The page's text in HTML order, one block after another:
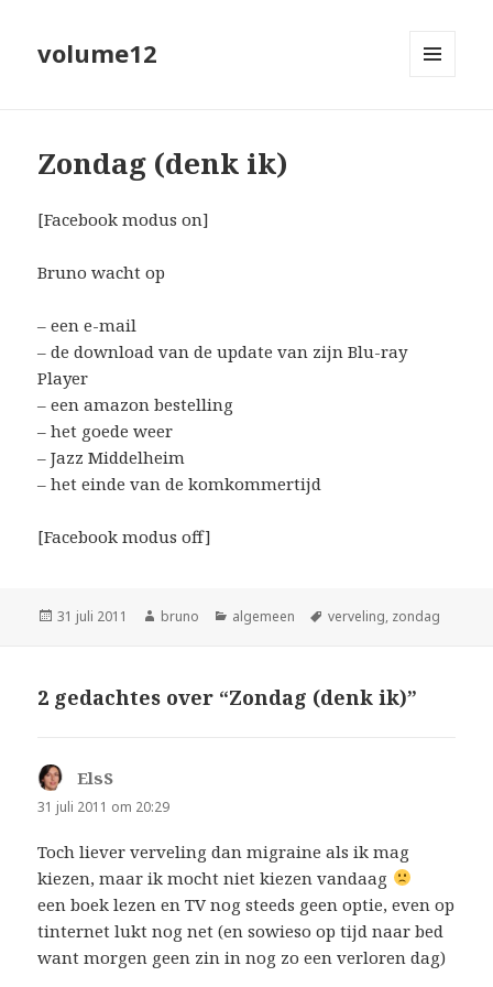
volume12
Zondag (denk ik)
[Facebook modus on]
Bruno wacht op
– een e-mail
– de download van de update van zijn Blu-ray
Player
– een amazon bestelling
– het goede weer
– Jazz Middelheim
– het einde van de komkommertijd
[Facebook modus off]
Geplaatst
31 juli 2011 Auteur
bruno Categorieën
algemeen Tags
verveling, zondag
2 gedachtes over “Zondag (denk ik)”
ElsS
31 juli 2011 om 20:29
Toch liever verveling dan migraine als ik mag
kiezen, maar ik mocht niet kiezen vandaag
een boek lezen en TV nog steeds geen optie, even op
tinternet lukt nog net (en sowieso op tijd naar bed
want morgen geen zin in nog zo een verloren dag)